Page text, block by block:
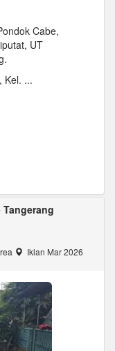
Cabe,
UT
Kel. ...
Iklan Mar 2026